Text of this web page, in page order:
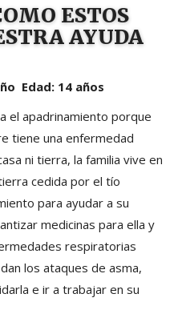
ESTOS
AYUDA
Edad: 14 años
el apadrinamiento porque
tiene una enfermedad
ni tierra, la familia vive en
cedida por el tío
para ayudar a su
medicinas para ella y
respiratorias
los ataques de asma,
e ir a trabajar en su